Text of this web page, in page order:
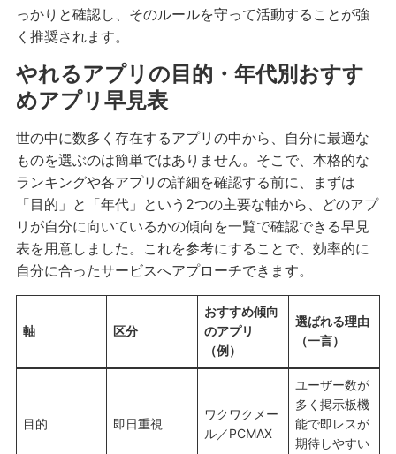
っかりと確認し、そのルールを守って活動することが強
く推奨されます。
やれるアプリの目的・年代別おすす
めアプリ早見表
世の中に数多く存在するアプリの中から、自分に最適な
ものを選ぶのは簡単ではありません。そこで、本格的な
ランキングや各アプリの詳細を確認する前に、まずは
「目的」と「年代」という2つの主要な軸から、どのアプ
リが自分に向いているかの傾向を一覧で確認できる早見
表を用意しました。これを参考にすることで、効率的に
自分に合ったサービスへアプローチできます。
軸 区分
おすすめ傾向
のアプリ
（例）
選ばれる理由
（一言）
目的 即日重視
ワクワクメー
ル／PCMAX
ユーザー数が
多く掲示板機
能で即レスが
期待しやすい